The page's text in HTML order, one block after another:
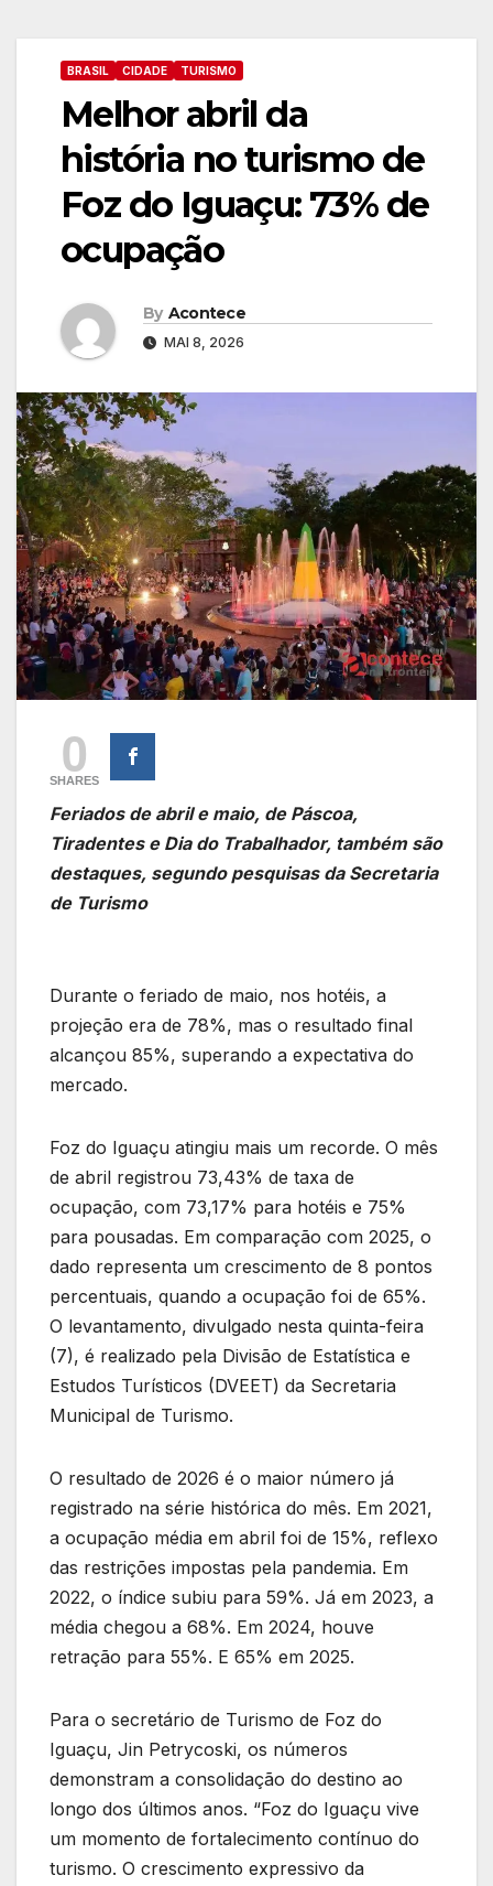
BRASIL CIDADE TURISMO
Melhor abril da
história no turismo de
Foz do Iguaçu: 73% de
ocupação
By Acontece
MAI 8, 2026
0
SHARES
Feriados de abril e maio, de Páscoa,
Tiradentes e Dia do Trabalhador, também são
destaques, segundo pesquisas da Secretaria
de Turismo
Durante o feriado de maio, nos hotéis, a
projeção era de 78%, mas o resultado final
alcançou 85%, superando a expectativa do
mercado.
Foz do Iguaçu atingiu mais um recorde. O mês
de abril registrou 73,43% de taxa de
ocupação, com 73,17% para hotéis e 75%
para pousadas. Em comparação com 2025, o
dado representa um crescimento de 8 pontos
percentuais, quando a ocupação foi de 65%.
O levantamento, divulgado nesta quinta-feira
(7), é realizado pela Divisão de Estatística e
Estudos Turísticos (DVEET) da Secretaria
Municipal de Turismo.
O resultado de 2026 é o maior número já
registrado na série histórica do mês. Em 2021,
a ocupação média em abril foi de 15%, reflexo
das restrições impostas pela pandemia. Em
2022, o índice subiu para 59%. Já em 2023, a
média chegou a 68%. Em 2024, houve
retração para 55%. E 65% em 2025.
Para o secretário de Turismo de Foz do
Iguaçu, Jin Petrycoski, os números
demonstram a consolidação do destino ao
longo dos últimos anos. “Foz do Iguaçu vive
um momento de fortalecimento contínuo do
turismo. O crescimento expressivo da